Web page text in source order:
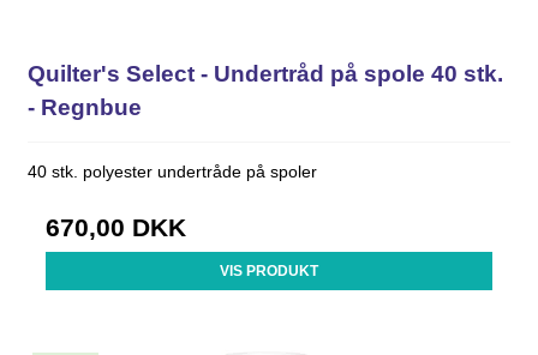
Quilter's Select - Undertråd på spole 40 stk.
- Regnbue
40 stk. polyester undertråde på spoler
670,00 DKK
VIS PRODUKT